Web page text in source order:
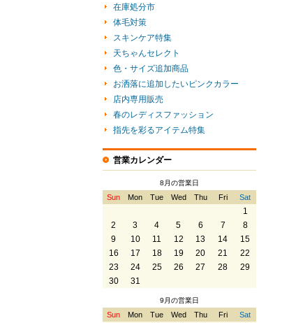
在庫処分市
体毛対策
スキンケア特集
天ちゃんセレクト
色・サイズ追加商品
お洒落に追加したいピンクカラー
店内専用販売
春のレディスファッション
指先を彩るアイテム特集
営業カレンダー
8月の営業日
Sun Mon Tue Wed Thu Fri Sat
1
2
3 4 5 6 7
8
9
10 11 12 13 14
15
16
17 18 19 20 21
22
23
24 25 26 27 28
29
30
31
9月の営業日
Sun Mon Tue Wed Thu Fri Sat